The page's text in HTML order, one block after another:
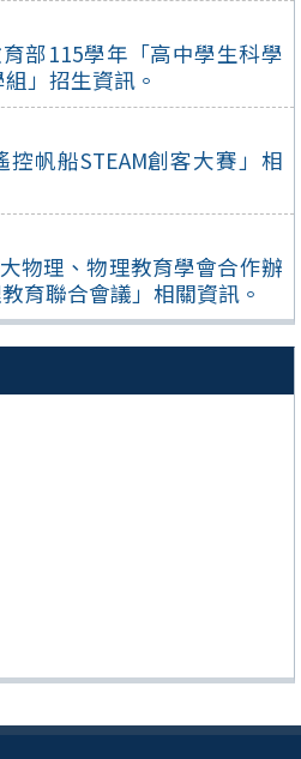
部115學年「高中學生科學
」招生資訊。
帆船STEAM創客大賽」相
物理、物理教育學會合作辦
育聯合會議」相關資訊。